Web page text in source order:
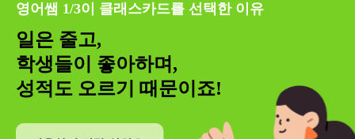
영어쌤 1/3이 클래스카드를 선택한 이유
일은 줄고,
학생들이 좋아하며,
성적도 오르기 때문이죠!